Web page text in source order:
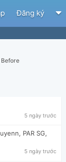
Đăng ký
5 ngày trước
PAR SG,
5 ngày trước